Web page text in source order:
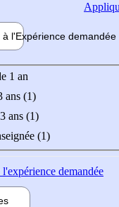
à l'Expérience demandée
1 an
ans (1)
ans (1)
(1)
demandée